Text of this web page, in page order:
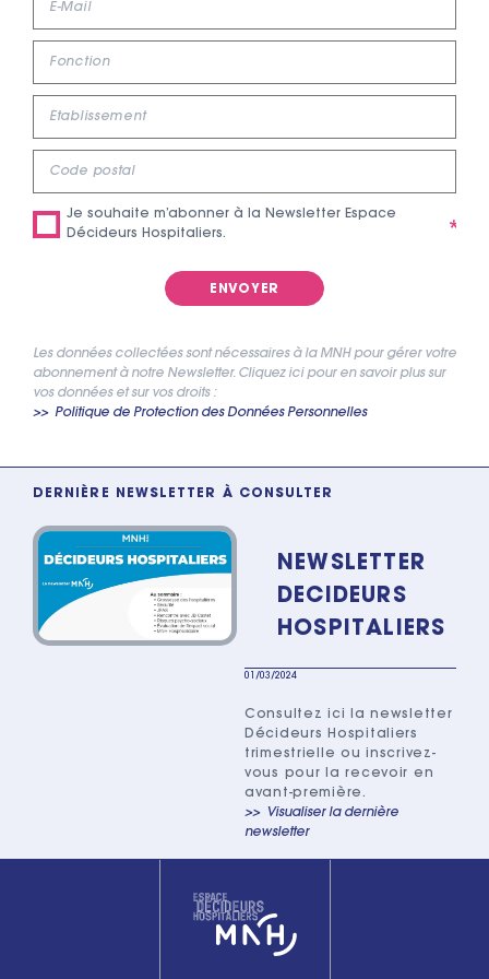
Mail
postal
Je souhaite m’abonner à la Newsletter Espace
Décideurs Hospitaliers.
Les données collectées sont nécessaires à la MNH pour gérer votre
abonnement à notre Newsletter. Cliquez ici pour en savoir plus sur
vos données et sur vos droits :
Politique de Protection des Données Personnelles
DERNIÈRE NEWSLETTER À CONSULTER
NEWSLETTER
DECIDEURS
HOSPITALIERS
01/03/2024
Consultez ici la newsletter
Décideurs Hospitaliers
trimestrielle ou inscrivez-
vous pour la recevoir en
avant-première.
Visualiser la dernière
newsletter